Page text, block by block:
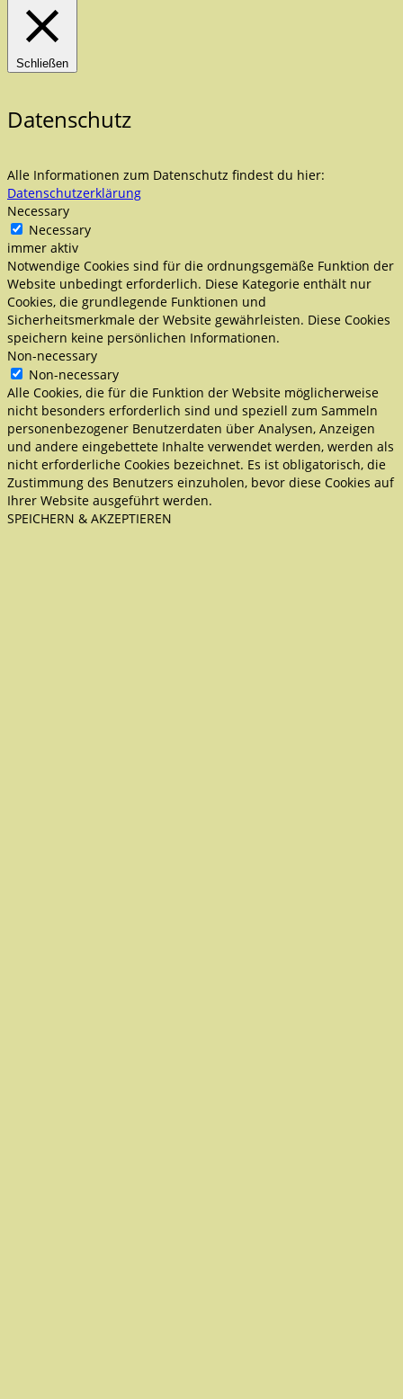
Schließen
Datenschutz
Alle Informationen zum Datenschutz findest du hier:
Datenschutzerklärung
Necessary
Necessary
immer aktiv
Notwendige Cookies sind für die ordnungsgemäße Funktion der
Website unbedingt erforderlich. Diese Kategorie enthält nur
Cookies, die grundlegende Funktionen und
Sicherheitsmerkmale der Website gewährleisten. Diese Cookies
speichern keine persönlichen Informationen.
Non-necessary
Non-necessary
Alle Cookies, die für die Funktion der Website möglicherweise
nicht besonders erforderlich sind und speziell zum Sammeln
personenbezogener Benutzerdaten über Analysen, Anzeigen
und andere eingebettete Inhalte verwendet werden, werden als
nicht erforderliche Cookies bezeichnet. Es ist obligatorisch, die
Zustimmung des Benutzers einzuholen, bevor diese Cookies auf
Ihrer Website ausgeführt werden.
SPEICHERN & AKZEPTIEREN